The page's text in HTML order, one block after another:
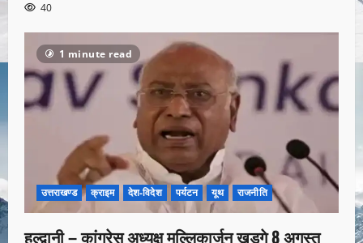
40
1 minute read
उत्तराखण्ड क्राइम देश-विदेश पर्यटन यूथ राजनीति
हल्द्वानी – कांग्रेस अध्यक्ष मल्लिकार्जुन खड़गे 8 अगस्त